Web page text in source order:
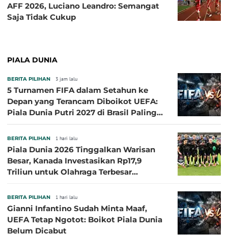
AFF 2026, Luciano Leandro: Semangat
Saja Tidak Cukup
PIALA DUNIA
BERITA PILIHAN 3 jam lalu
5 Turnamen FIFA dalam Setahun ke
Depan yang Terancam Diboikot UEFA:
Piala Dunia Putri 2027 di Brasil Paling
BERITA PILIHAN 1 hari lalu
Piala Dunia 2026 Tinggalkan Warisan
Besar, Kanada Investasikan Rp17,9
Triliun untuk Olahraga Terbesar
BERITA PILIHAN 1 hari lalu
Gianni Infantino Sudah Minta Maaf,
UEFA Tetap Ngotot: Boikot Piala Dunia
Belum Dicabut